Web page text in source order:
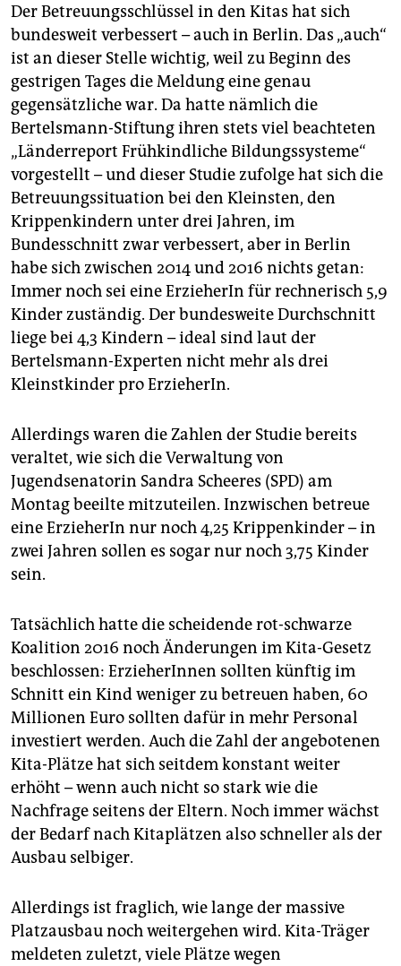
unterstützen
abo
genossenschaft
epaper login
Der Betreuungsschlüssel in den Kitas hat sich
bundesweit verbessert – auch in Berlin. Das „auch“
ist an dieser Stelle wichtig, weil zu Beginn des
gestrigen Tages die Meldung eine genau
gegensätzliche war. Da hatte nämlich die
Bertelsmann-Stiftung ihren stets viel beachteten
„Länderreport Frühkindliche Bildungssysteme“
vorgestellt – und dieser Studie zufolge hat sich die
Betreuungssituation bei den Kleinsten, den
Krippenkindern unter drei Jahren, im
Bundesschnitt zwar verbessert, aber in Berlin
habe sich zwischen 2014 und 2016 nichts getan:
Immer noch sei eine ErzieherIn für rechnerisch 5,9
Kinder zuständig. Der bundesweite Durchschnitt
liege bei 4,3 Kindern – ideal sind laut der
Bertelsmann-Experten nicht mehr als drei
Kleinstkinder pro ErzieherIn.
Allerdings waren die Zahlen der Studie bereits
veraltet, wie sich die Verwaltung von
Jugendsenatorin Sandra Scheeres (SPD) am
Montag beeilte mitzuteilen. Inzwischen betreue
eine ErzieherIn nur noch 4,25 Krippenkinder – in
zwei Jahren sollen es sogar nur noch 3,75 Kinder
sein.
Tatsächlich hatte die scheidende rot-schwarze
Koalition 2016 noch Änderungen im Kita-Gesetz
beschlossen: ErzieherInnen sollten künftig im
Schnitt ein Kind weniger zu betreuen haben, 60
Millionen Euro sollten dafür in mehr Personal
investiert werden. Auch die Zahl der angebotenen
Kita-Plätze hat sich seitdem konstant weiter
erhöht – wenn auch nicht so stark wie die
Nachfrage seitens der Eltern. Noch immer wächst
der Bedarf nach Kitaplätzen also schneller als der
Ausbau selbiger.
Allerdings ist fraglich, wie lange der massive
Platzausbau noch weitergehen wird. Kita-Träger
meldeten zuletzt, viele Plätze wegen